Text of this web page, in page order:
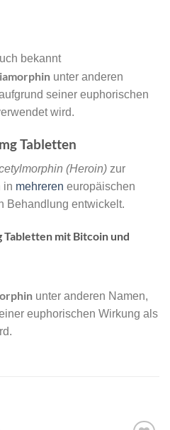
bekannt
unter anderen
seiner euphorischen
wird.
Tabletten
(Heroin) zur
in mehreren europäischen
Behandlung entwickelt.
Tabletten mit Bitcoin und
unter anderen Namen,
euphorischen Wirkung als